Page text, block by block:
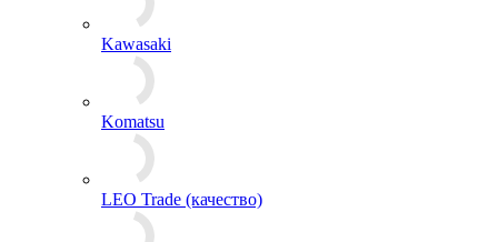
Kawasaki
Komatsu
LEO Trade (качество)